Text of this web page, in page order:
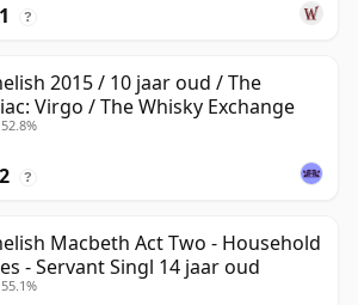
?
2015 / 10 jaar oud / The
Virgo / The Whisky Exchange
?
Macbeth Act Two - Household
- Servant Singl 14 jaar oud